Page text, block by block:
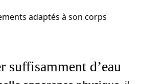
adaptés à son corps
suffisamment d’eau